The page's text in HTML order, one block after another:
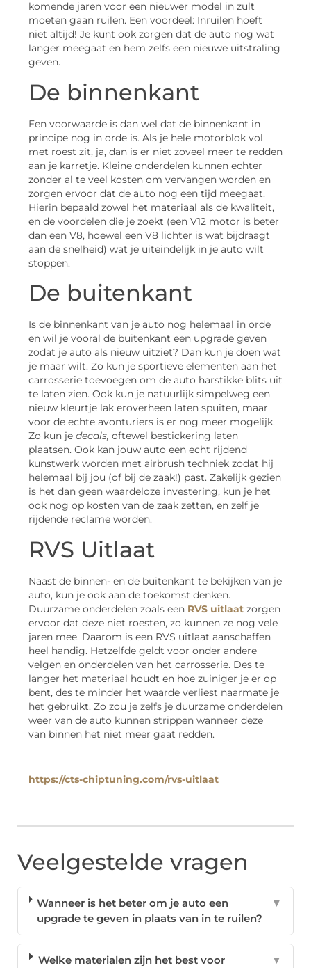
komende jaren voor een nieuwer model in zult
moeten gaan ruilen. Een voordeel: Inruilen hoeft
niet altijd! Je kunt ook zorgen dat de auto nog wat
langer meegaat en hem zelfs een nieuwe uitstraling
geven.
De binnenkant
Een voorwaarde is dan wel dat de binnenkant in
principe nog in orde is. Als je hele motorblok vol
met roest zit, ja, dan is er niet zoveel meer te redden
aan je karretje. Kleine onderdelen kunnen echter
zonder al te veel kosten om vervangen worden en
zorgen ervoor dat de auto nog een tijd meegaat.
Hierin bepaald zowel het materiaal als de kwaliteit,
en de voordelen die je zoekt (een V12 motor is beter
dan een V8, hoewel een V8 lichter is wat bijdraagt
aan de snelheid) wat je uiteindelijk in je auto wilt
stoppen.
De buitenkant
Is de binnenkant van je auto nog helemaal in orde
en wil je vooral de buitenkant een upgrade geven
zodat je auto als nieuw uitziet? Dan kun je doen wat
je maar wilt. Zo kun je sportieve elementen aan het
carrosserie toevoegen om de auto harstikke blits uit
te laten zien. Ook kun je natuurlijk simpelweg een
nieuw kleurtje lak eroverheen laten spuiten, maar
voor de echte avonturiers is er nog meer mogelijk.
Zo kun je decals, oftewel bestickering laten
plaatsen. Ook kan jouw auto een echt rijdend
kunstwerk worden met airbrush techniek zodat hij
helemaal bij jou (of bij de zaak!) past. Zakelijk gezien
is het dan geen waardeloze investering, kun je het
ook nog op kosten van de zaak zetten, en zelf je
rijdende reclame worden.
RVS Uitlaat
Naast de binnen- en de buitenkant te bekijken van je
auto, kun je ook aan de toekomst denken.
Duurzame onderdelen zoals een RVS uitlaat zorgen
ervoor dat deze niet roesten, zo kunnen ze nog vele
jaren mee. Daarom is een RVS uitlaat aanschaffen
heel handig. Hetzelfde geldt voor onder andere
velgen en onderdelen van het carrosserie. Des te
langer het materiaal houdt en hoe zuiniger je er op
bent, des te minder het waarde verliest naarmate je
het gebruikt. Zo zou je zelfs je duurzame onderdelen
weer van de auto kunnen strippen wanneer deze
van binnen het niet meer gaat redden.
https://cts-chiptuning.com/rvs-uitlaat
Veelgestelde vragen
Wanneer is het beter om je auto een
upgrade te geven in plaats van in te ruilen?
▼
Welke materialen zijn het best voor
▼